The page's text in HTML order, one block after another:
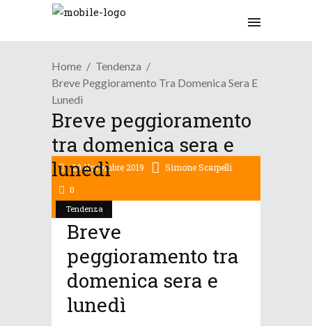
Home
Tendenza
Breve Peggioramento Tra Domenica Sera E
Lunedì
Breve peggioramento
tra domenica sera e
lunedì
Tendenza
29 Novembre 2019
Simone Scarpelli
0
Breve
peggioramento tra
domenica sera e
lunedì